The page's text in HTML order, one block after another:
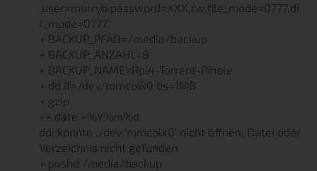
‚user=murryb,password=XXX,rw,file_mode=0777,di
r_mode=0777‘
+ BACKUP_PFAD=/media/backup
+ BACKUP_ANZAHL=8
+ BACKUP_NAME=Rpi4-Torrent-Pihole
+ dd if=/dev/mmcblk0 bs=1MB
+ gzip
++ date +%Y%m%d
dd: konnte ‚/dev/mmcblk0‘ nicht öffnen: Datei oder
Verzeichnis nicht gefunden
+ pushd /media/backup